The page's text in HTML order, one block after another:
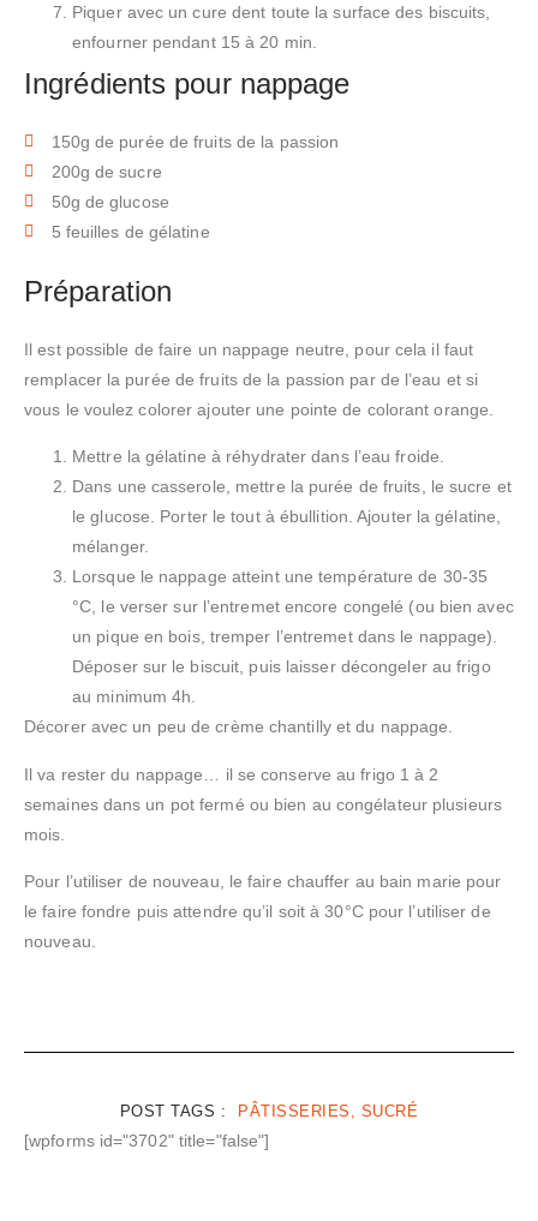
Piquer avec un cure dent toute la surface des biscuits,
enfourner pendant 15 à 20 min.
Ingrédients pour nappage
150g de purée de fruits de la passion
200g de sucre
50g de glucose
5 feuilles de gélatine
Préparation
Il est possible de faire un nappage neutre, pour cela il faut
remplacer la purée de fruits de la passion par de l’eau et si
vous le voulez colorer ajouter une pointe de colorant orange.
Mettre la gélatine à réhydrater dans l’eau froide.
Dans une casserole, mettre la purée de fruits, le sucre et
le glucose. Porter le tout à ébullition. Ajouter la gélatine,
mélanger.
Lorsque le nappage atteint une température de 30-35
°C, le verser sur l’entremet encore congelé (ou bien avec
un pique en bois, tremper l’entremet dans le nappage).
Déposer sur le biscuit, puis laisser décongeler au frigo
au minimum 4h.
Décorer avec un peu de crème chantilly et du nappage.
Il va rester du nappage… il se conserve au frigo 1 à 2
semaines dans un pot fermé ou bien au congélateur plusieurs
mois.
Pour l’utiliser de nouveau, le faire chauffer au bain marie pour
le faire fondre puis attendre qu’il soit à 30°C pour l’utiliser de
nouveau.
POST TAGS : PÂTISSERIES, SUCRÉ
[wpforms id="3702" title="false"]